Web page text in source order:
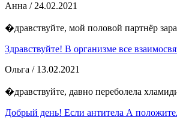
Анна / 24.02.2021
�дравствуйте, мой половой партнёр
Здравствуйте! В организме все
Ольга / 13.02.2021
�дравствуйте, давно переболела
Добрый день! Если антитела А